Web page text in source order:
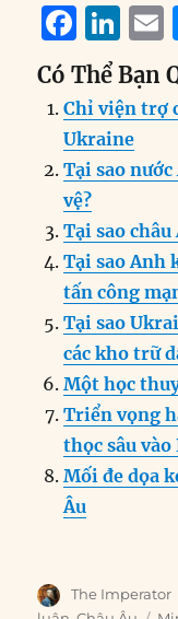
F
a
c
e
b
o
o
k
Li
n
k
e
d
n
l
Có Thể Bạn
Chỉ viện trợ
Ukraine
Tại sao
vệ?
Tại sao
Tại sao Anh
tấn công
Tại sao
các kho trữ
Một học
Triển vọng
thọc sâu
Mối đe dọa
Âu
Author
The Imperator